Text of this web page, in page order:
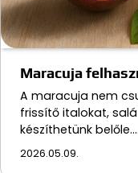
Maracuja
A maracuja nem
frissítő italokat,
készíthetünk belőle.…
2026.05.09.